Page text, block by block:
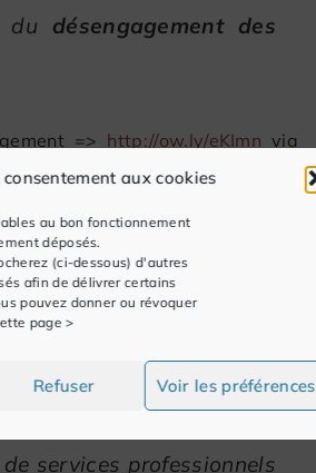
aux cookies
au bon fonctionnement
déposés.
(ci-dessous) d'autres
afin de délivrer certains
pouvez donner ou révoquer
page >
Refuser Voir les préférences
du désengagement des
=> http://ow.ly/eKImn via
=>http://is.gd/4amKlZ
paie http://ow.ly/eIUdgpar
services professionnels